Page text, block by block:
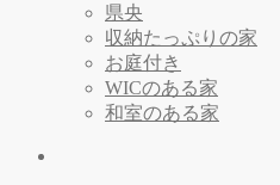
県央
収納たっぷりの家
お庭付き
WICのある家
和室のある家